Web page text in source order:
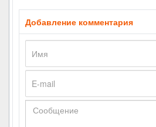
Добавление комментария